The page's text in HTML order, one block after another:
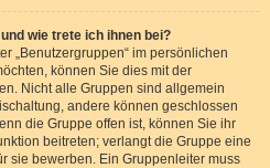
wie trete ich ihnen bei?
„Benutzergruppen“ im persönlichen
können Sie dies mit der
Nicht alle Gruppen sind allgemein
andere können geschlossen
die Gruppe offen ist, können Sie ihr
beitreten; verlangt die Gruppe eine
sie bewerben. Ein Gruppenleiter muss